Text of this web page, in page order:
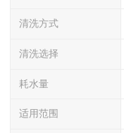
清洗方式
清洗选择
耗水量
适用范围